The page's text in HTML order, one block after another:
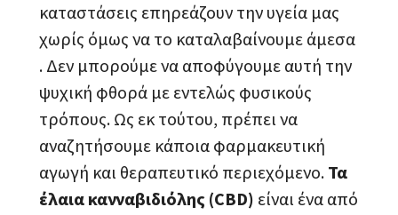
καταστάσεις επηρεάζουν την υγεία μας
χωρίς όμως να το καταλαβαίνουμε άμεσα
. Δεν μπορούμε να αποφύγουμε αυτή την
ψυχική φθορά με εντελώς φυσικούς
τρόπους. Ως εκ τούτου, πρέπει να
αναζητήσουμε κάποια φαρμακευτική
αγωγή και θεραπευτικό περιεχόμενο. Τα
έλαια κανναβιδιόλης (CBD) είναι ένα από